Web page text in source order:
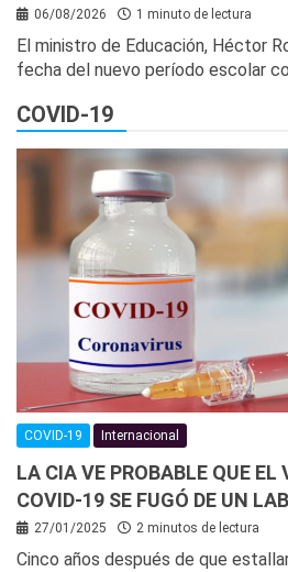
06/08/2026 1 minuto de lectura
El ministro de Educación, Héctor
fecha del nuevo período escolar
COVID-19
COVID-19 Internacional
LA CIA VE PROBABLE QUE EL
COVID-19 SE FUGÓ DE UN
27/01/2025 2 minutos de lectura
Cinco años después de que